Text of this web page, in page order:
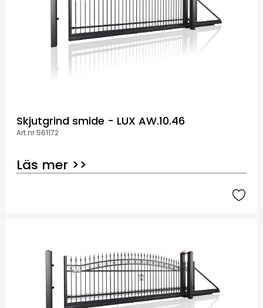
Skjutgrind smide - LUX AW.10.46
Art.nr 561172
Läs mer >>